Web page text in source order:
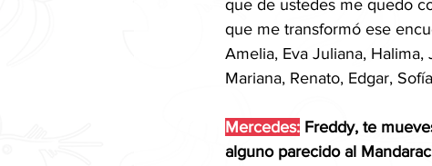
que de ustedes me quedo
que me transformó ese
Amelia, Eva Juliana,
Mariana, Renato, Edgar,
Mercedes: Freddy, te
alguno parecido al